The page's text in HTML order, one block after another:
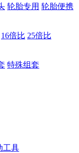
轮胎专用 轮胎便携
16倍比 25倍比
特殊组套
工具